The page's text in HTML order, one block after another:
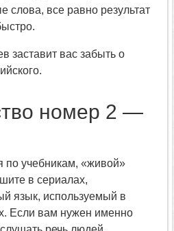
слова, все равно результат
заставит вас забыть о
номер 2 —
по учебникам, «живой»
в сериалах,
язык, используемый в
Если вам нужен именно